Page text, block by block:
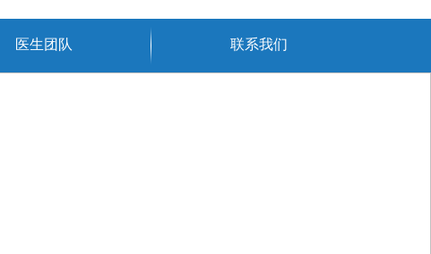
医生团队 联系我们